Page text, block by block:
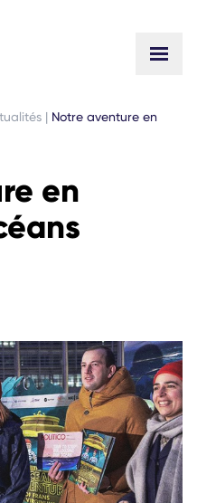
DE PAGE
| Notre aventure en
en